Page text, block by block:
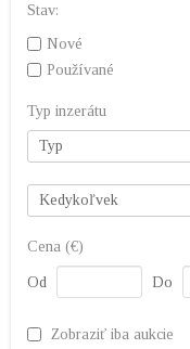
Stav:
Nové
Používané
Typ inzerátu
Cena (€)
Od Do
Zobraziť iba aukcie